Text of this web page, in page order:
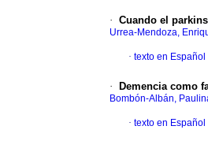
· Cuando el
Urrea-Mendoza,
· texto en Español
· Demencia como
Bombón-Albán,
· texto en Español